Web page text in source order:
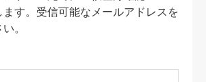
す。受信可能なメールアドレスを
。